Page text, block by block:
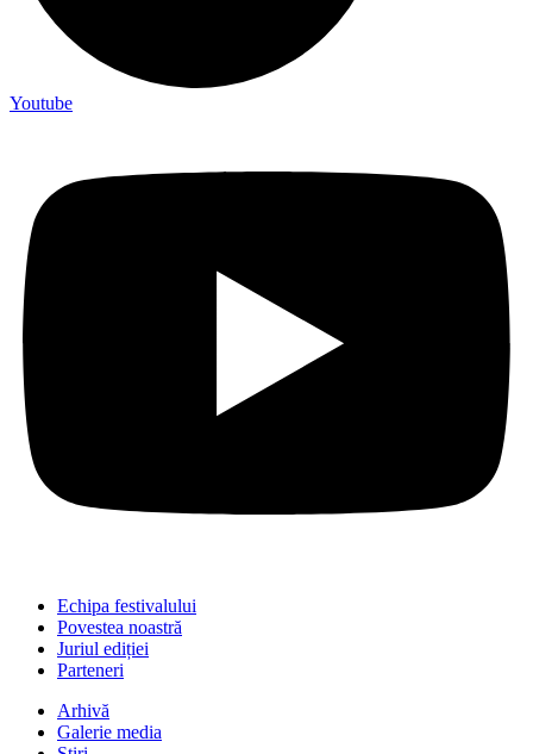
Youtube
Echipa festivalului
Povestea noastră
Juriul ediției
Parteneri
Arhivă
Galerie media